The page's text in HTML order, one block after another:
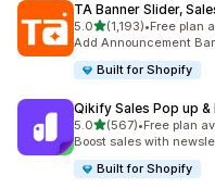
TA Banner Slider,
5.0เต็ม 5 ดาว
(1,193)
ทั้งหมด 1193 รีวิว
•Free plan
Add Announcement
Built for Shopify
Qikify Sales Pop up
5.0เต็ม 5 ดาว
(567)
ทั้งหมด 567 รีวิว
•Free plan
Boost sales with
Built for Shopify